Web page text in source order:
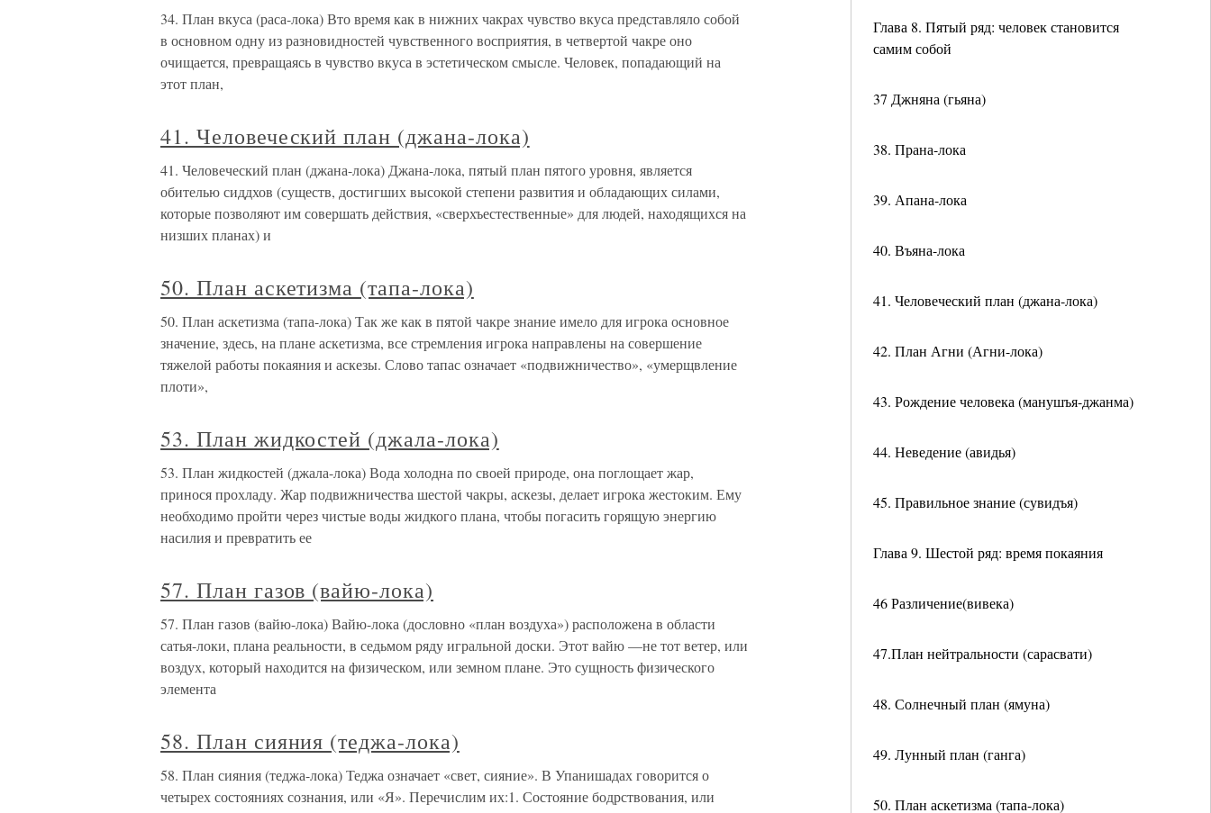
Глава 8. Пятый ряд: человек становится
самим собой
37 Джняна (гьяна)
38. Прана-лока
39. Апана-лока
40. Въяна-лока
41. Человеческий план (джана-лока)
42. План Агни (Агни-лока)
43. Рождение человека (манушъя-джанма)
44. Неведение (авидья)
45. Правильное знание (сувидъя)
Глава 9. Шестой ряд: время покаяния
46 Различение(вивека)
47.План нейтральности (сарасвати)
48. Солнечный план (ямуна)
49. Лунный план (ганга)
50. План аскетизма (тапа-лока)
34. План вкуса (раса-лока) Вто время как в нижних чакрах чувство вкуса представляло собой
в основном одну из разновидностей чувственного восприятия, в четвертой чакре оно
очищается, превращаясь в чувство вкуса в эстетическом смысле. Человек, попадающий на
этот план,
41. Человеческий план (джана-лока)
41. Человеческий план (джана-лока) Джана-лока, пятый план пятого уровня, является
обителью сиддхов (существ, достигших высокой степени развития и обладающих силами,
которые позволяют им совершать действия, «сверхъестественные» для людей, находящихся на
низших планах) и
50. План аскетизма (тапа-лока)
50. План аскетизма (тапа-лока) Так же как в пятой чакре знание имело для игрока основное
значение, здесь, на плане аскетизма, все стремления игрока направлены на совершение
тяжелой работы покаяния и аскезы. Слово тапас означает «подвижничество», «умерщвление
плоти»,
53. План жидкостей (джала-лока)
53. План жидкостей (джала-лока) Вода холодна по своей природе, она поглощает жар,
принося прохладу. Жар подвижничества шестой чакры, аскезы, делает игрока жестоким. Ему
необходимо пройти через чистые воды жидкого плана, чтобы погасить горящую энергию
насилия и превратить ее
57. План газов (вайю-лока)
57. План газов (вайю-лока) Вайю-лока (дословно «план воздуха») расположена в области
сатья-локи, плана реальности, в седьмом ряду игральной доски. Этот вайю —не тот ветер, или
воздух, который находится на физическом, или земном плане. Это сущность физического
элемента
58. План сияния (теджа-лока)
58. План сияния (теджа-лока) Теджа означает «свет, сияние». В Упанишадах говорится о
четырех состояниях сознания, или «Я». Перечислим их:1. Состояние бодрствования, или